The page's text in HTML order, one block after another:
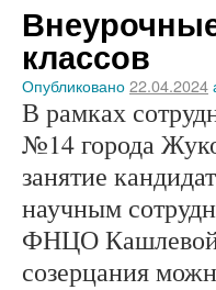
классов
Опубликовано22.04.2024
В рамках
№14 города
занятие
научным
ФНЦО Кашлевой
созерцания